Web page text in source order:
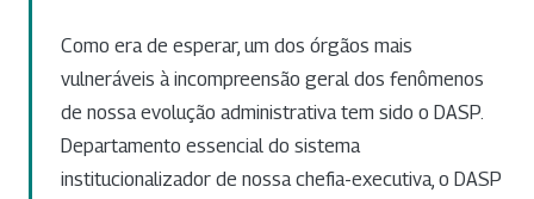
Como era de esperar, um dos órgãos mais
vulneráveis à incompreensão geral dos fenômenos
de nossa evolução administrativa tem sido o DASP.
Departamento essencial do sistema
institucionalizador de nossa chefia-executiva, o DASP